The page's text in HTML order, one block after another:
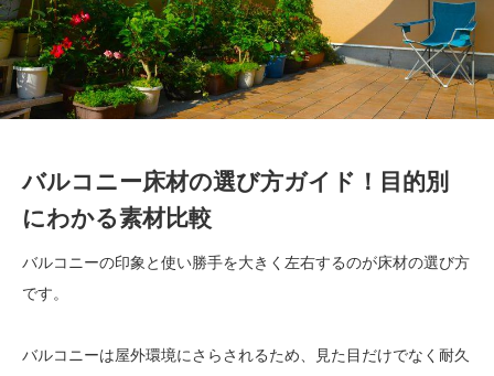
バルコニー床材の選び方ガイド！目的別
にわかる素材比較
バルコニーの印象と使い勝手を大きく左右するのが床材の選び方
です。
バルコニーは屋外環境にさらされるため、見た目だけでなく耐久